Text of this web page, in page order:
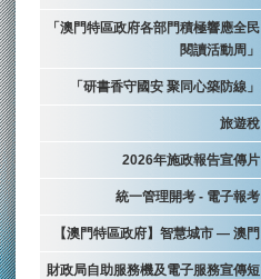
「澳門特區政府各部門積極響應全民
閱讀活動周」
「研書香守國安 聚同心築防線」
旅遊稅
2026年施政報告宣傳片
統一管理開考 - 電子報考
【澳門特區政府】智慧城市 — 澳門
財政局自助服務機及電子服務宣傳短